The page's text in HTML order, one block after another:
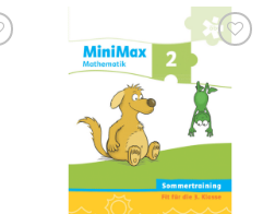
hinzufügen